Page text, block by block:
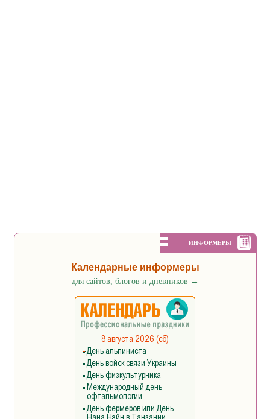
ИНФОРМЕРЫ
Календарные информеры
для сайтов, блогов и дневников →